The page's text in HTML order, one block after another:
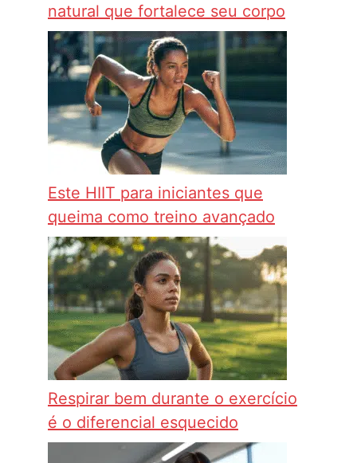
natural que fortalece seu corpo
Este HIIT para iniciantes que
queima como treino avançado
Respirar bem durante o exercício
é o diferencial esquecido